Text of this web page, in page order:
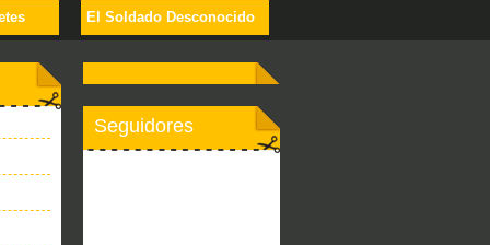
El Soldado Desconocido
Seguidores